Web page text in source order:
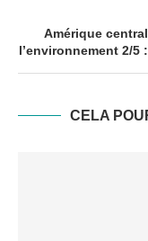
Amérique
l’environnement 2/5
CELA